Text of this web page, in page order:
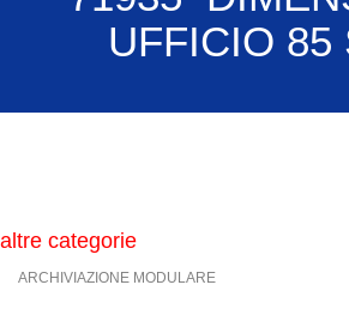
UFFICIO 85
altre categorie
ARCHIVIAZIONE MODULARE